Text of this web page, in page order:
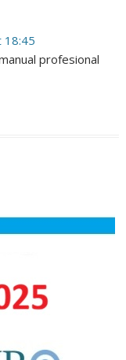
18:45
profesional